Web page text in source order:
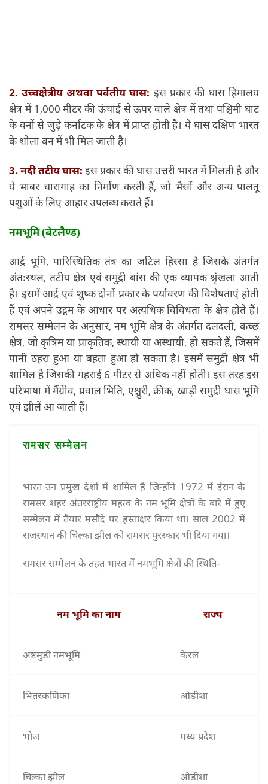
2. उच्चक्षेत्रीय अथवा पर्वतीय घास: इस प्रकार की घास हिमालय
क्षेत्र में 1,000 मीटर की ऊंचाई से ऊपर वाले क्षेत्र में तथा पश्चिमी घाट
के वनों से जुड़े कर्नाटक के क्षेत्र में प्राप्त होती है। ये घास दक्षिण भारत
के शोला वन में भी मिल जाती है।
3. नदी तटीय घास: इस प्रकार की घास उत्तरी भारत में मिलती है और
ये भाबर चारागाह का निर्माण करती हैं, जो भैसों और अन्य पालतू
पशुओं के लिए आहार उपलब्ध कराते हैं।
नमभूमि (वेटलैण्ड)
आर्द्र भूमि, पारिस्थितिक तंत्र का जटिल हिस्सा है जिसके अंतर्गत
अंतःस्थल, तटीय क्षेत्र एवं समुद्री बांस की एक व्यापक श्रृंखला आती
है। इसमें आर्द्र एवं शुष्क दोनों प्रकार के पर्यावरण की विशेषताएं होती
हैं एवं अपने उद्गम के आधार पर अत्यधिक विविधता के क्षेत्र होते हैं।
रामसर सम्मेलन के अनुसार, नम भूमि क्षेत्र के अंतर्गत दलदली, कच्छ
क्षेत्र, जो कृत्रिम या प्राकृतिक, स्थायी या अस्थायी, हो सकते हैं, जिसमें
पानी ठहरा हुआ या बहता हुआ हो सकता है। इसमें समुद्री क्षेत्र भी
शामिल है जिसकी गहराई 6 मीटर से अधिक नहीं होती। इस तरह इस
परिभाषा में मैंग्रेोव, प्रवाल भिति, एश्चुरी, क्रीक, खाड़ी समुद्री घास भूमि
एवं झीलें आ जाती हैं।
रामसर सम्मेलन
भारत उन प्रमुख देशों में शामिल है जिन्होंने 1972 में ईरान के
रामसर शहर अंतरराष्ट्रीय महत्व के नम भूमि क्षेत्रों के बारे में हुए
सम्मेलन में तैयार मसौदे पर हस्ताक्षर किया था। साल 2002 में
राजस्थान की चिल्का झील को रामसर पुरस्कार भी दिया गया।
रामसर सम्मेलन के तहत भारत में नमभूमि क्षेत्रों की स्थिति-
नम भूमि का नाम राज्य
अष्टमुडी नमभूमि केरल
भितरकणिका ओडीशा
भोज मध्य प्रदेश
चिल्का झील ओडीशा